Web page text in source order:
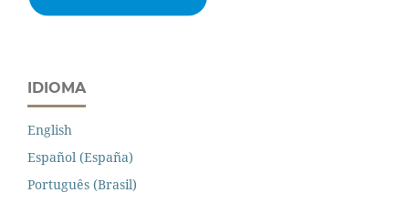
IDIOMA
English
Español (España)
Português (Brasil)